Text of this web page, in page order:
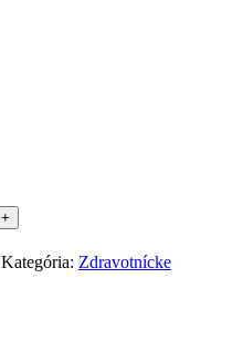
Kategória: Zdravotnícke